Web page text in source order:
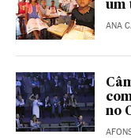
um
ANA
no